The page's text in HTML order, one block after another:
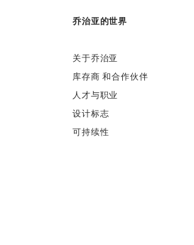
乔治亚的世界
关于乔治亚
​库存商 和合作伙伴
​人才与职业
​设计标志
可持续性